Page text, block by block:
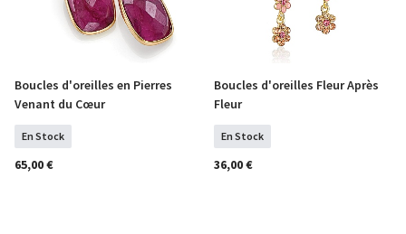
COMMANDER
Boucles d'oreilles en Pierres
Venant du Cœur
En Stock
65,00 €
COMMANDER
Boucles d'oreilles Fleur Après
Fleur
En Stock
36,00 €